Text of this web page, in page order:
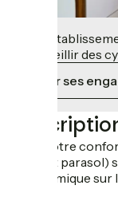
Cet
accueillir des
Voir ses
Pour votre
soleil et parasol)
panoramique sur